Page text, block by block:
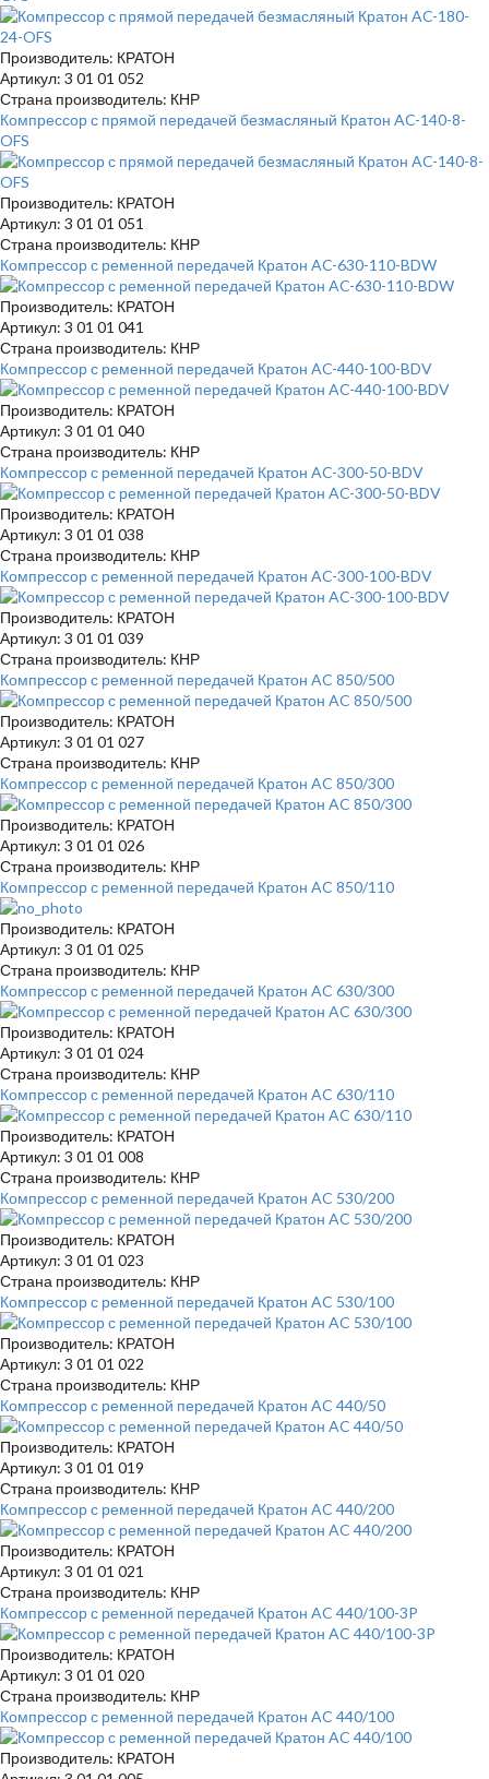
Производитель: КРАТОН
Артикул: 3 01 01 052
Страна производитель: КНР
Компрессор с прямой передачей безмасляный Кратон AC-140-8-
OFS
Производитель: КРАТОН
Артикул: 3 01 01 051
Страна производитель: КНР
Компрессор с ременной передачей Кратон AC-630-110-BDW
Производитель: КРАТОН
Артикул: 3 01 01 041
Страна производитель: КНР
Компрессор с ременной передачей Кратон AC-440-100-BDV
Производитель: КРАТОН
Артикул: 3 01 01 040
Страна производитель: КНР
Компрессор с ременной передачей Кратон AC-300-50-BDV
Производитель: КРАТОН
Артикул: 3 01 01 038
Страна производитель: КНР
Компрессор с ременной передачей Кратон AC-300-100-BDV
Производитель: КРАТОН
Артикул: 3 01 01 039
Страна производитель: КНР
Компрессор с ременной передачей Кратон AC 850/500
Производитель: КРАТОН
Артикул: 3 01 01 027
Страна производитель: КНР
Компрессор с ременной передачей Кратон AC 850/300
Производитель: КРАТОН
Артикул: 3 01 01 026
Страна производитель: КНР
Компрессор с ременной передачей Кратон AC 850/110
Производитель: КРАТОН
Артикул: 3 01 01 025
Страна производитель: КНР
Компрессор с ременной передачей Кратон AC 630/300
Производитель: КРАТОН
Артикул: 3 01 01 024
Страна производитель: КНР
Компрессор с ременной передачей Кратон AC 630/110
Производитель: КРАТОН
Артикул: 3 01 01 008
Страна производитель: КНР
Компрессор с ременной передачей Кратон AC 530/200
Производитель: КРАТОН
Артикул: 3 01 01 023
Страна производитель: КНР
Компрессор с ременной передачей Кратон AC 530/100
Производитель: КРАТОН
Артикул: 3 01 01 022
Страна производитель: КНР
Компрессор с ременной передачей Кратон AC 440/50
Производитель: КРАТОН
Артикул: 3 01 01 019
Страна производитель: КНР
Компрессор с ременной передачей Кратон AC 440/200
Производитель: КРАТОН
Артикул: 3 01 01 021
Страна производитель: КНР
Компрессор с ременной передачей Кратон AC 440/100-3P
Производитель: КРАТОН
Артикул: 3 01 01 020
Страна производитель: КНР
Компрессор с ременной передачей Кратон AC 440/100
Производитель: КРАТОН